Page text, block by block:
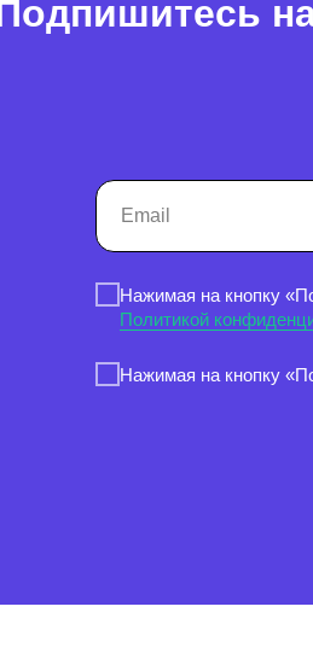
Подпишитесь
Нажимая на кнопку
Политикой
Нажимая на кнопку